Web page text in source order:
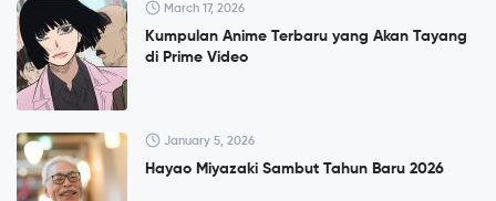
March 17, 2026
Kumpulan Anime Terbaru yang Akan Tayang
di Prime Video
January 5, 2026
Hayao Miyazaki Sambut Tahun Baru 2026